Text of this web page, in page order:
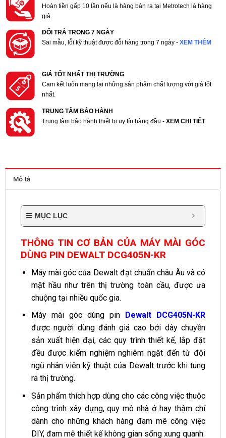
Hoàn tiền gấp 10 lần nếu là hàng bán ra tại Metrotech là hàng
giả.
ĐỔI TRẢ TRONG 7 NGÀY
Sai mẫu, lỗi kỹ thuật được đỗi hàng trong 7 ngày - XEM THÊM
GIÁ TỐT NHẤT THỊ TRƯỜNG
Cam kết luôn mang lại những sản phẩm chất lượng với giá tốt
nhất.
TRUNG TÂM BẢO HÀNH
Trung tâm bảo hành thiết bị uy tín hàng đầu -XEM CHI TIẾT
Mô tả
MỤC LỤC
THÔNG TIN CƠ BẢN CỦA MÁY MÀI GÓC
DÙNG PIN DEWALT DCG405N-KR
Máy mài góc của Dewalt đạt chuẩn châu Âu và có
mặt hầu như trên thị trường toàn cầu, được ưa
chuộng tại nhiều quốc gia.
Máy mài góc dùng pin Dewalt DCG405N-KR
được người dùng đánh giá cao bởi dây chuyền
sản xuất hiện đại, các quy trình thiết kế, lắp đặt
đều được kiểm nghiệm nghiêm ngặt đến từ đội
ngũ nhân viên kỹ thuật của Dewalt trước khi tung
ra thị trường.
Sản phẩm thích hợp dùng cho các công việc thuộc
công trình xây dựng, quy mô nhà ở hay thậm chí
dành cho những khách hàng đam mê công việc
DIY, đam mê thiết kế không gian sống xung quanh.